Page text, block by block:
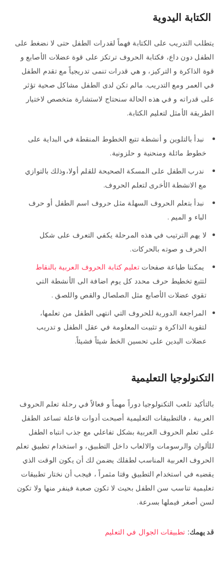
الكتابة اليدوية
يتطلب التدريب على الكتابة فهماً لقدرات الطفل حتى لا نضغط على
الطفل دون داع، فكتابة الحروف ترتكز على قوة عضلات الأصابع و
قوة الذاكرة و التركيز، و هي قدرات تنمى تدريجياً مع تقدم الطفل
في العمر ومع التدريب. مالم تكن لدى الطفل مشاكل صحية تؤثر
على قدراته و في هذه الحالة سنحتاج لاستشارة متخصص لاختيار
الطريقة الأمثل لتعليم الكتابة.
نبدأ بالتلوين و أنشطة تتبع الخطوط المنقطة في البداية على
خطوط مائلة ومنحنية و حلزونية.
ندرب الطفل على المسكة الصحيحة للقلم أولا،وذلك بالتوازي
مع الانشطة الأخرى لتعلم الحروف.
نبدأ بتعلم الحروف السهلة مثل حروف اسم الطفل أو حرف
الباء و الميم .
لا يهم الترتيب في هذه المرحلة يكفي التعرف على شكل
الحرف و صوته بالحركات.
يمكننا طباعة صفحات تعليم كتابة الحروف العربية بالنقاط
لتتبع تخطيط حرف محدد كل يوم اضافة الى الأنشطة التي
تقوي عضلات الأصابع مثل الصلصال والقص واللصق .
المراجعة الدورية للحروف التي انتهى الطفل من تعلمها،
لتقوية الذاكرة و تثبيت المعلومة في عقل الطفل و تدريب
عضلات اليدين على تحسين الخط شيئاً فشيئاً.
التكنولوجيا التعليمية
بالتأكيد تلعب التكنولوجيا دوراً مهماً و فعالاً في رحلة تعلم الحروف
العربية ، فالتطبيقات التعليمية أصبحت أدوات فاعلة تساعد الطفل
على تعلم الحروف العربية بشكل تفاعلي مع جذب انتباه الطفل
للألوان والرسومات والالعاب داخل التطبيق، و استخدام تطبيق تعلم
الحروف العربية المناسب لطفلك يضمن لك أن يكون الوقت الذي
يقضيه في استخدام التطبيق وقتا مثمراً ، فيجب أن نختار تطبيقات
تعليمية تناسب سن الطفل بحيث لا تكون صعبة فينفر منها ولا تكون
لسن أصغر فيملها بسرعة.
قد يهمك: تطبيقات الجوال في التعليم